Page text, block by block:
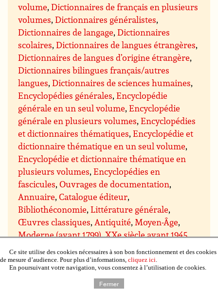
volume,Dictionnaires de français en plusieurs
volumes,Dictionnaires généralistes,
Dictionnaires de langage,Dictionnaires
scolaires,Dictionnaires de langues étrangères,
Dictionnaires de langues d’origine étrangère,
Dictionnaires bilingues français/autres
langues,Dictionnaires de sciences humaines,
Encyclopédies générales,Encyclopédie
générale en un seul volume,Encyclopédie
générale en plusieurs volumes,Encyclopédies
et dictionnaires thématiques,Encyclopédie et
dictionnaire thématique en un seul volume,
Encyclopédie et dictionnaire thématique en
plusieurs volumes,Encyclopédies en
fascicules,Ouvrages de documentation,
Annuaire,Catalogue éditeur,
Bibliothéconomie,Littérature générale,
Œuvres classiques, Antiquité, Moyen-Âge,
Moderne (avant 1799),XXe siècle avant 1945,
Romans
Romans francophones
Romans
étrangers,Romans et nouvelles de genre
Romans d’aventures ,Romans d’espionnage,
Policier historique
Ce site utilise des cookies nécessaires à son bon fonctionnement et des cookies
de mesure d’audience. Pour plus d’informations, cliquez ici.
En poursuivant votre navigation, vous consentez à l’utilisation de cookies.
Fermer